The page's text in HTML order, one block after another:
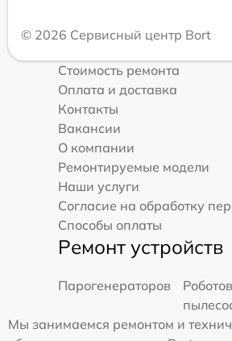
© 2026 Сервисный центр Bort
Стоимость ремонта
Оплата и доставка
Контакты
Вакансии
О компании
Ремонтируемые модели
Наши услуги
Согласие на обработку
Способы оплаты
Ремонт устройств
Парогенераторов
Мы занимаемся ремонтом и